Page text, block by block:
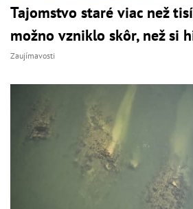
Tajomstvo staré viac než
možno vzniklo skôr, než si
Zaujímavosti